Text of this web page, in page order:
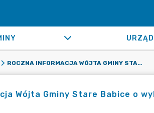
ROCZNA INFORMACJA WÓJTA GMINY STARE BABICE O WYKONANIU BUDŻETU GMINY STARE BABICE ZA 2025 ROK
Wójta Gminy Stare Babice o